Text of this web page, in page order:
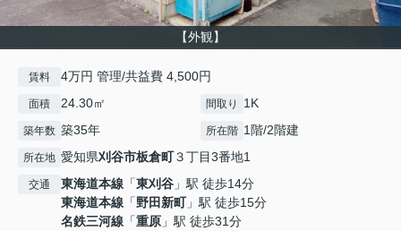
【外観】
賃料 4万円 管理/共益費 4,500円
面積 24.30㎡ 間取り 1K
築年数 築35年 所在階 1階/2階建
所在地 愛知県刈谷市板倉町３丁目3番地1
交通 東海道本線 「東刈谷 」駅 徒歩14分
東海道本線 「野田新町」駅 徒歩15分
名鉄三河線 「重原 」駅 徒歩31分